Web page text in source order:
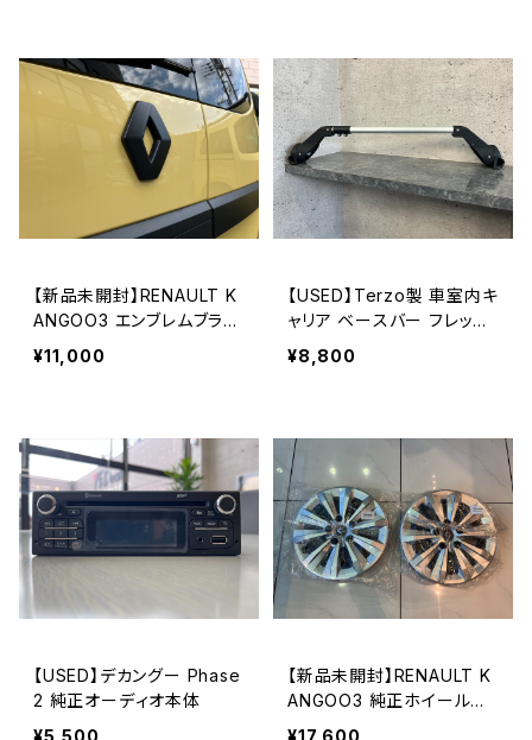
【新品未開封】RENAULT K
ANGOO3 エンブレムブラッ
クカバー：マットブラック（リ
ア用）
¥11,000
【USED】Terzo製 車室内キ
ャリア ベースバー フレック
スタイプ
¥8,800
【USED】デカングー Phase
2 純正オーディオ本体
¥5,500
【新品未開封】RENAULT K
ANGOO3 純正ホイールキ
ャップ
¥17,600